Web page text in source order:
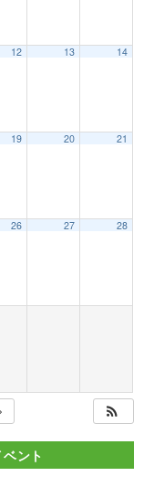
12 13 14
19 20 21
26 27 28
ント